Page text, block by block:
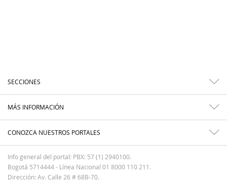
SECCIONES
MÁS INFORMACIÓN
CONOZCA NUESTROS PORTALES
Info general del portal: PBX: 57 (1) 2940100.
Bogotá 5714444 - Línea Nacional 01 8000 110 211.
Dirección: Av. Calle 26 # 68B-70.